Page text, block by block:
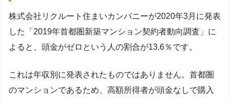
株式会社リクルート住まいカンパニーが2020年3月に発表
した「2019年首都圏新築マンション契約者動向調査」に
よると、頭金がゼロという人の割合が13.6％です。
これは年収別に発表されたものではありません。首都圏
のマンションであるため、高額所得者が頭金なしで購入